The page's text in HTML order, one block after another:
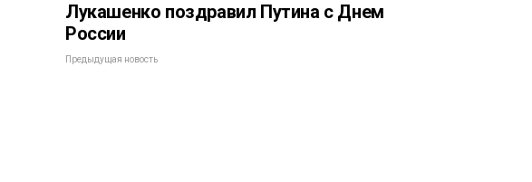
Лукашенко поздравил Путина с Днем
России
Предыдущая новость